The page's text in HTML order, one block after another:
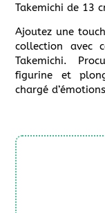
Takemichi de 13
Ajoutez une
collection avec
Takemichi.
figurine et
chargé